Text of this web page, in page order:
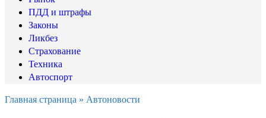
ПДД и штрафы
Законы
Ликбез
Страхование
Техника
Автоспорт
Главная страница » Автоновости